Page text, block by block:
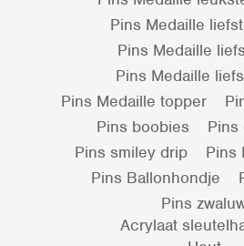
Pins Medaille
Pins Medaille
Pins Medaille
Pins Medaille topper
Pins boobies
Pins
Pins smiley drip
Pins
Pins Ballonhondje
Pins
Acrylaat